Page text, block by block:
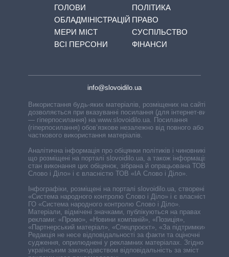
ГОЛОВИ
ОБЛАДМІНІСТРАЦІЙ
МЕРИ МІСТ
ВСІ ПЕРСОНИ
ПОЛІТИКА
ПРАВО
СУСПІЛЬСТВО
ФІНАНСИ
info@slovoidilo.ua
Використання будь-яких матеріалів, розміщених на сайті,
дозволяється при вказуванні посилання (для інтернет-видань
— гіперпосилання) на www.slovoidilo.ua. Посилання
(гіперпосилання) обов’язкове незалежно від повного або
часткового використання матеріалів.
Аналітична інформація про обіцянки політиків і чиновників,
що розміщені на порталі slovoidilo.ua, а також інформація про
стан виконання цих обіцянок, зібрана й опрацьована ТОВ «ІА
Слово і Діло» і є власністю ТОВ «ІА Слово і Діло».
Інфографіки, розміщені на порталі slovoidilo.ua, створені ГО
«Система народного контролю Слово і Діло» і є власністю
ГО «Система народного контролю Слово і Діло».
Матеріали, відмічені значками, публікуються на правах
реклами: «Промо», «Новини компаній», «Позиція»,
«Партнерський матеріал», «Спецпроєкт», «За підтримки».
Редакція не несе відповідальності за факти та оціночні
судження, оприлюднені у рекламних матеріалах. Згідно з
українським законодавством відповідальність за зміст